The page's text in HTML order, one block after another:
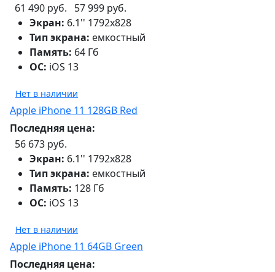
61 490 руб.
57 999 руб.
Экран: 6.1'' 1792x828
Тип экрана: емкостный
Память: 64 Гб
ОС: iOS 13
Нет в наличии
Apple iPhone 11 128GB Red
Последняя цена:
56 673 руб.
Экран: 6.1'' 1792x828
Тип экрана: емкостный
Память: 128 Гб
ОС: iOS 13
Нет в наличии
Apple iPhone 11 64GB Green
Последняя цена: